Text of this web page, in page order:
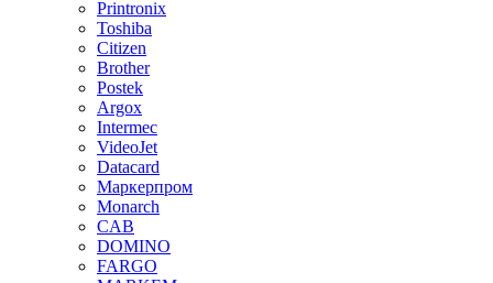
Printronix
Toshiba
Citizen
Brother
Postek
Argox
Intermec
VideoJet
Datacard
Маркерпром
Monarch
CAB
DOMINO
FARGO